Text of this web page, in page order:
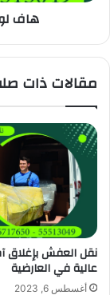
هاف
مقالات ذات
نقل العفش بإغلاق
عالية في العارضية
أغسطس 6, 2023